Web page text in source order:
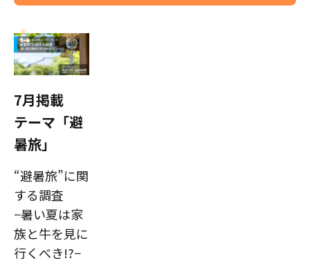
7月掲載
テーマ「避
暑旅」
“避暑旅”に関
する調査
−暑い夏は家
族と牛を見に
行くべき!?−